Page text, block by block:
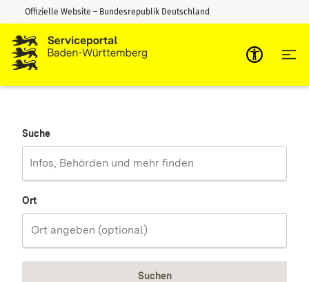
Zum Inhalt springen
Zur Suche springen
Offizielle Website – Bundesrepublik Deutschland
Suche
Ort
Suchen